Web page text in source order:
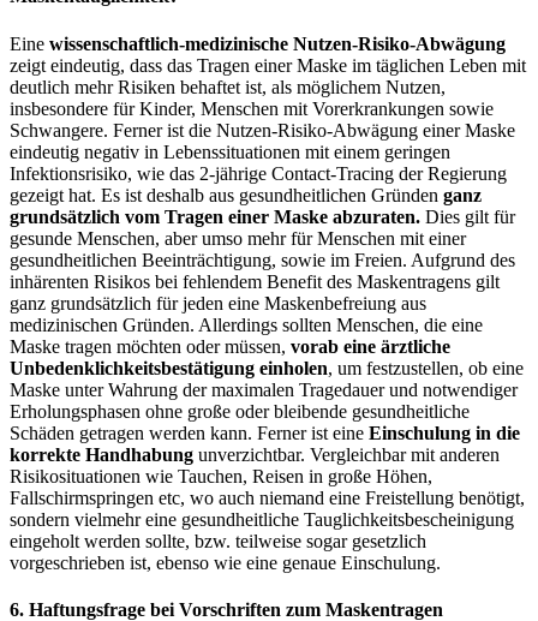
Eine wissenschaftlich-medizinische Nutzen-Risiko-Abwägung
zeigt eindeutig, dass das Tragen einer Maske im täglichen Leben mit
deutlich mehr Risiken behaftet ist, als möglichem Nutzen,
insbesondere für Kinder, Menschen mit Vorerkrankungen sowie
Schwangere. Ferner ist die Nutzen-Risiko-Abwägung einer Maske
eindeutig negativ in Lebenssituationen mit einem geringen
Infektionsrisiko, wie das 2-jährige Contact-Tracing der Regierung
gezeigt hat. Es ist deshalb aus gesundheitlichen Gründen ganz
grundsätzlich vom Tragen einer Maske abzuraten. Dies gilt für
gesunde Menschen, aber umso mehr für Menschen mit einer
gesundheitlichen Beeinträchtigung, sowie im Freien. Aufgrund des
inhärenten Risikos bei fehlendem Benefit des Maskentragens gilt
ganz grundsätzlich für jeden eine Maskenbefreiung aus
medizinischen Gründen. Allerdings sollten Menschen, die eine
Maske tragen möchten oder müssen, vorab eine ärztliche
Unbedenklichkeitsbestätigung einholen, um festzustellen, ob eine
Maske unter Wahrung der maximalen Tragedauer und notwendiger
Erholungsphasen ohne große oder bleibende gesundheitliche
Schäden getragen werden kann. Ferner ist eine Einschulung in die
korrekte Handhabung unverzichtbar. Vergleichbar mit anderen
Risikosituationen wie Tauchen, Reisen in große Höhen,
Fallschirmspringen etc, wo auch niemand eine Freistellung benötigt,
sondern vielmehr eine gesundheitliche Tauglichkeitsbescheinigung
eingeholt werden sollte, bzw. teilweise sogar gesetzlich
vorgeschrieben ist, ebenso wie eine genaue Einschulung.
6. Haftungsfrage bei Vorschriften zum Maskentragen